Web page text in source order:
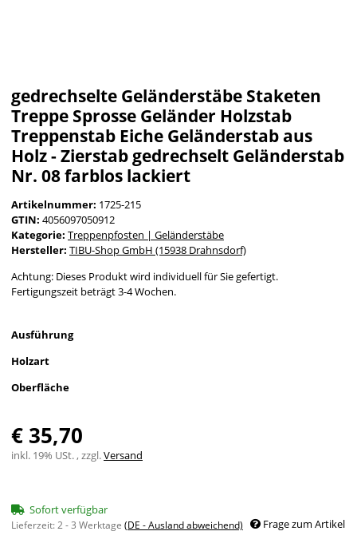
gedrechselte Geländerstäbe Staketen
Treppe Sprosse Geländer Holzstab
Treppenstab Eiche Geländerstab aus
Holz - Zierstab gedrechselt Geländerstab
Nr. 08 farblos lackiert
Artikelnummer: 1725-215
GTIN: 4056097050912
Kategorie: Treppenpfosten | Geländerstäbe
Hersteller: TIBU-Shop GmbH (15938 Drahnsdorf)
Achtung: Dieses Produkt wird individuell für Sie gefertigt.
Fertigungszeit beträgt 3-4 Wochen.
Ausführung
Holzart
Oberfläche
€ 35,70
inkl. 19% USt. , zzgl.Versand
Sofort verfügbar
Lieferzeit:2 - 3 Werktage (DE - Ausland abweichend) Frage zum Artikel